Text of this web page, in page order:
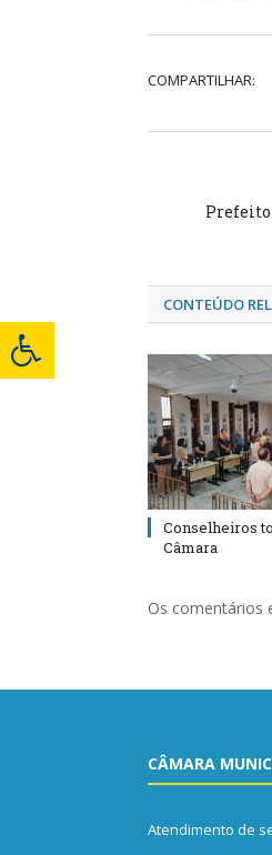
COMPARTILHAR:
CONTEÚDO
Conselheiros
Câmara
Os comentários
CÂMARA
Atendimento de